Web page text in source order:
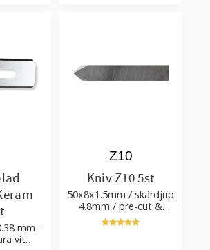
mm –
vit
Kniv Z10 5st
50x8x1.5mm / skärdjup
4.8mm / pre-cut &
post-cut 0.84xTm /
skärvinkel 50°
Z10